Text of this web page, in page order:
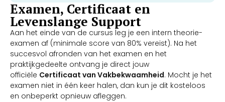
Examen, Certificaat en
Levenslange Support
Aan het einde van de cursus leg je een intern theorie-
examen af (minimale score van 80% vereist). Na het
succesvol afronden van het examen en het
praktijkgedeelte ontvang je direct jouw
officiële Certificaat van Vakbekwaamheid. Mocht je het
examen niet in één keer halen, dan kun je dit kosteloos
en onbeperkt opnieuw afleggen.